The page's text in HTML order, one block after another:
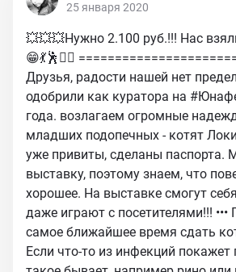
25 января 2020
💥💥💥Нужно 2.100 руб.!!! Нас
😁💃🕺👯‍♀️
Друзья, радости нашей нет
одобрили как куратора на
года. возлагаем огромные
младших подопечных - котят
уже привиты, сделаны паспорта.
выставку, поэтому знаем, что
хорошее. На выставке смогут
даже играют с посетителями!!!
самое ближайшее время сдать
Если что-то из инфекций покажет